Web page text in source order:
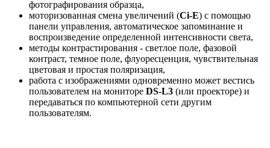
фотографирования образца,
моторизованная смена увеличений (Ci-E) с помощью
панели управления, автоматическое запоминание и
воспроизведение определенной интенсивности света,
методы контрастирования - светлое поле, фазовой
контраст, темное поле, флуоресценция, чувствительная
цветовая и простая поляризация,
работа с изображениями одновременно может вестись
пользователем на мониторе DS-L3 (или проекторе) и
передаваться по компьютерной сети другим
пользователям.